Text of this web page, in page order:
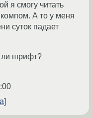
я смогу читать
А то у меня
суток падает
ли шрифт?